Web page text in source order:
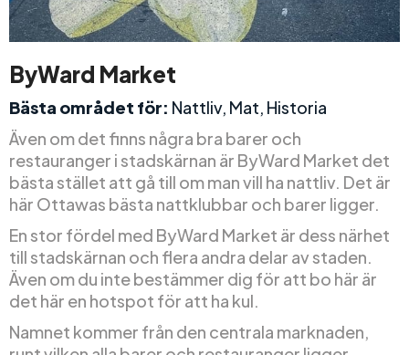
ByWard Market
Bästa området för: Nattliv, Mat, Historia
Även om det finns några bra barer och
restauranger i stadskärnan är ByWard Market det
bästa stället att gå till om man vill ha nattliv. Det är
här Ottawas bästa nattklubbar och barer ligger.
En stor fördel med ByWard Market är dess närhet
till stadskärnan och flera andra delar av staden.
Även om du inte bestämmer dig för att bo här är
det här en hotspot för att ha kul.
Namnet kommer från den centrala marknaden,